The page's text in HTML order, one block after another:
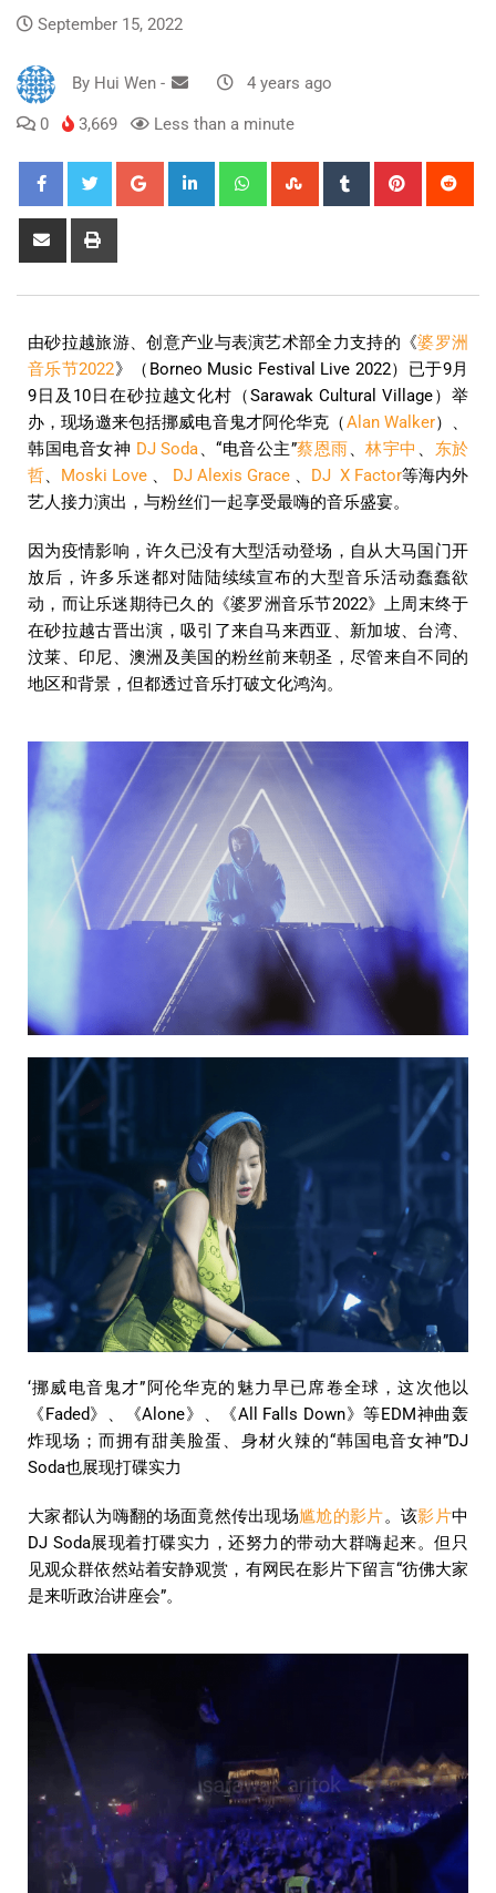
September 15, 2022
By Hui Wen - 4 years ago
0 3,669 Less than a minute
由砂拉越旅游、创意产业与表演艺术部全力支持的《婆罗洲
音乐节2022》（Borneo Music Festival Live 2022）已于9月
9日及10日在砂拉越文化村（Sarawak Cultural Village）举
办，现场邀来包括挪威电音鬼才阿伦华克（Alan Walker）、
韩国电音女神 DJ Soda、“电音公主”蔡恩雨、林宇中 、 东於
哲、 Moski Love 、 DJ Alexis Grace 、 DJ X Factor等海内外
艺人接力演出，与粉丝们一起享受最嗨的音乐盛宴。
因为疫情影响，许久已没有大型活动登场，自从大马国门开
放后，许多乐迷都对陆陆续续宣布的大型音乐活动蠢蠢欲
动，而让乐迷期待已久的《婆罗洲音乐节2022》上周末终于
在砂拉越古晋出演，吸引了来自马来西亚、新加坡、台湾、
汶莱、印尼、澳洲及美国的粉丝前来朝圣，尽管来自不同的
地区和背景，但都透过音乐打破文化鸿沟。
‘挪威电音鬼才”阿伦华克的魅力早已席卷全球，这次他以
《Faded》、《Alone》、《All Falls Down》等EDM神曲轰
炸现场；而拥有甜美脸蛋、身材火辣的“韩国电音女神”DJ
Soda也展现打碟实力
大家都认为嗨翻的场面竟然传出现场尴尬的影片。该影片中
DJ Soda展现着打碟实力，还努力的带动大群嗨起来。但只
见观众群依然站着安静观赏，有网民在影片下留言“彷佛大家
是来听政治讲座会”。